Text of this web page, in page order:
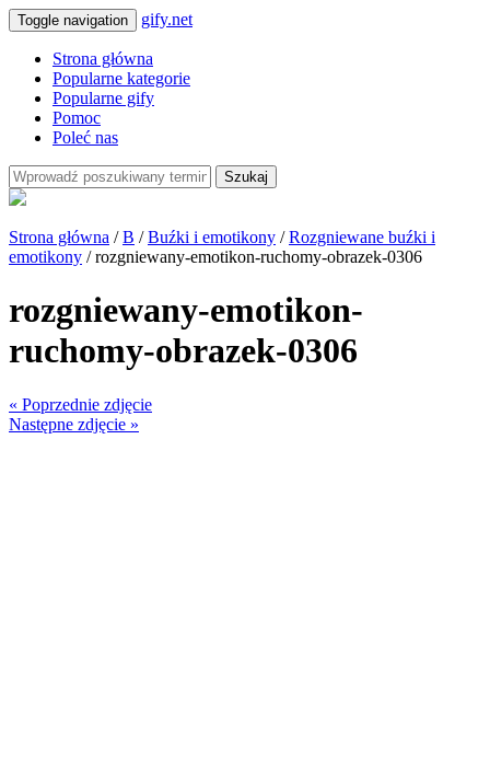
Toggle navigation gify.net
Strona główna
Popularne kategorie
Popularne gify
Pomoc
Poleć nas
Szukaj
Strona główna /B /Buźki i emotikony /Rozgniewane buźki i
emotikony / rozgniewany-emotikon-ruchomy-obrazek-0306
rozgniewany-emotikon-
ruchomy-obrazek-0306
« Poprzednie zdjęcie
Następne zdjęcie »